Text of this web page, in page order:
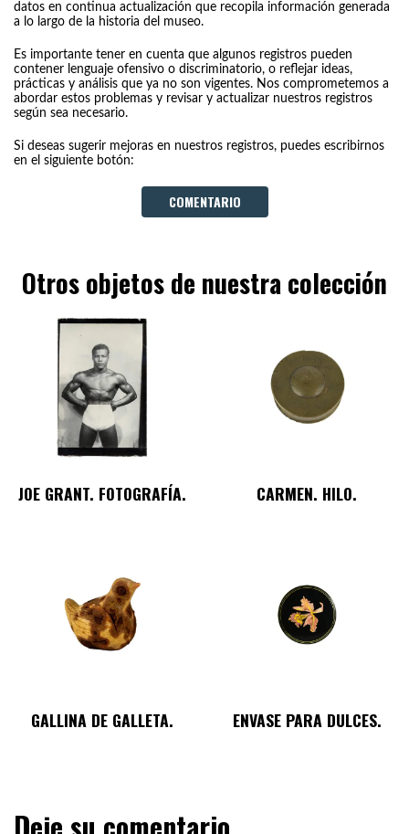
datos en continua actualización que recopila información generada
a lo largo de la historia del museo.
Es importante tener en cuenta que algunos registros pueden
contener lenguaje ofensivo o discriminatorio, o reflejar ideas,
prácticas y análisis que ya no son vigentes. Nos comprometemos a
abordar estos problemas y revisar y actualizar nuestros registros
según sea necesario.
Si deseas sugerir mejoras en nuestros registros, puedes escribirnos
en el siguiente botón:
COMENTARIO
Otros objetos de nuestra colección
JOE GRANT. FOTOGRAFÍA. CARMEN. HILO.
GALLINA DE GALLETA. ENVASE PARA DULCES.